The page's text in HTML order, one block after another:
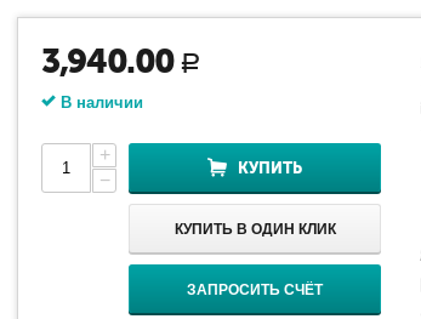
3,940.00 Р
В наличии
+
−
КУПИТЬ
КУПИТЬ В ОДИН КЛИК
ЗАПРОСИТЬ СЧЁТ